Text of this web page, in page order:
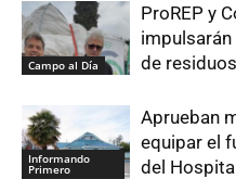
Campo al Día
ProREP y
de
Informando
Primero
Aprueban
equipar el
del